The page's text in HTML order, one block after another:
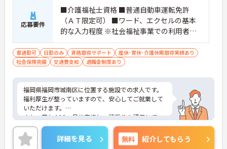
応募要件
■介護福祉士資格 ■普通自動車運転免許
（ＡＴ限定可） ■ワード、エクセルの基本
的な入力程度 ※社会福祉事業での利用者支
援経験 あれば尚可
車通勤可 日勤のみ 資格取得サポート
産休･育休･介護休暇取得実績あり
社会保険完備
交通費支給 退職金制度あり
福岡県福岡市城南区に位置する施設での求人です。
福利厚生が整っていますので、安心してご就業して
いただけます。
また、賞与4.10ヶ月分実績と、頑張りを評価してい
ただけます。
ご興味のある方は、お気軽にお問い合わせくださ
い。
詳細を見る 無料 紹介してもらう